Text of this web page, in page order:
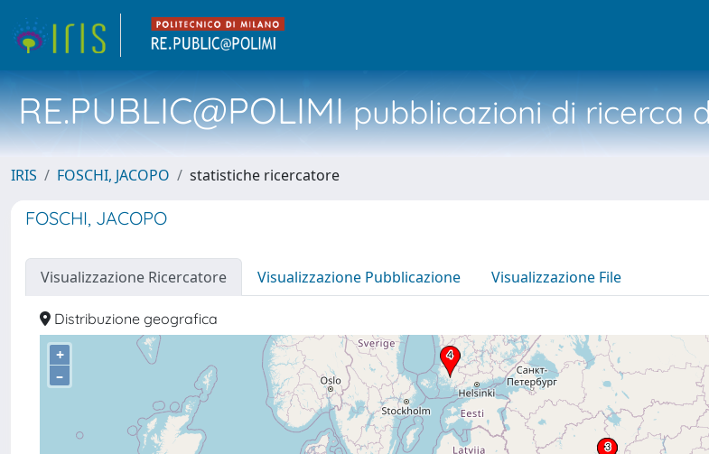
RE.PUBLIC@POLIMIpubblicazioni di ricerca
IRIS FOSCHI, JACOPO statistiche ricercatore
FOSCHI, JACOPO
Visualizzazione Ricercatore Visualizzazione Pubblicazione Visualizzazione File
Distribuzione geografica
+
–